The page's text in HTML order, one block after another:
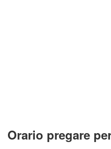
Orario pregare